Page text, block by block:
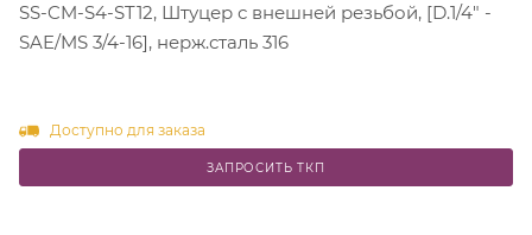
SS-CM-S4-ST12, Штуцер с внешней резьбой, [D.1/4" -
SAE/MS 3/4-16], нерж.сталь 316
Доступно для заказа
ЗАПРОСИТЬ ТКП